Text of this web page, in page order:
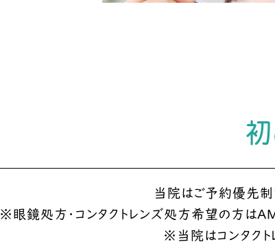
当院はご予約優先制
※眼鏡処方・コンタクトレンズ処方希望の方は
※当院はコンタクト